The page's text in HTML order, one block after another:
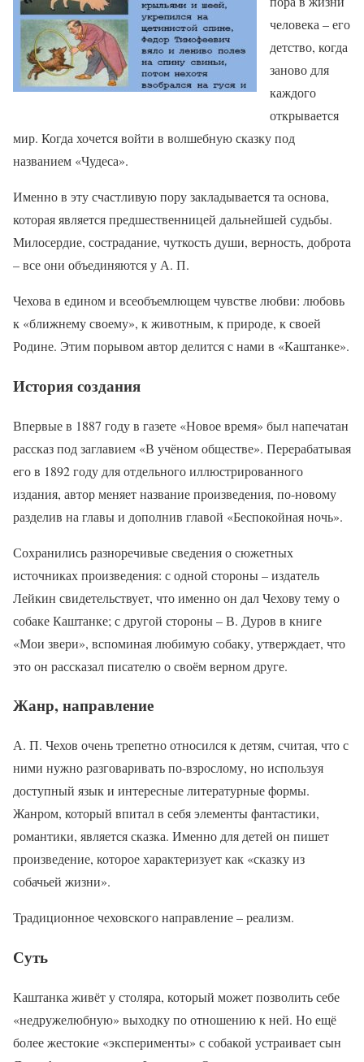
человека – его
детство, когда
заново для
каждого
открывается
мир. Когда хочется войти в волшебную сказку под
названием «Чудеса».
Именно в эту счастливую пору закладывается та основа,
которая является предшественницей дальнейшей судьбы.
Милосердие, сострадание, чуткость души, верность, доброта
– все они объединяются у А. П.
Чехова в едином и всеобъемлющем чувстве любви: любовь
к «ближнему своему», к животным, к природе, к своей
Родине. Этим порывом автор делится с нами в «Каштанке».
История создания
Впервые в 1887 году в газете «Новое время» был напечатан
рассказ под заглавием «В учёном обществе». Перерабатывая
его в 1892 году для отдельного иллюстрированного
издания, автор меняет название произведения, по-новому
разделив на главы и дополнив главой «Беспокойная ночь».
Сохранились разноречивые сведения о сюжетных
источниках произведения: с одной стороны – издатель
Лейкин свидетельствует, что именно он дал Чехову тему о
собаке Каштанке; с другой стороны – В. Дуров в книге
«Мои звери», вспоминая любимую собаку, утверждает, что
это он рассказал писателю о своём верном друге.
Жанр, направление
А. П. Чехов очень трепетно относился к детям, считая, что с
ними нужно разговаривать по-взрослому, но используя
доступный язык и интересные литературные формы.
Жанром, который впитал в себя элементы фантастики,
романтики, является сказка. Именно для детей он пишет
произведение, которое характеризует как «сказку из
собачьей жизни».
Традиционное чеховского направление – реализм.
Суть
Каштанка живёт у столяра, который может позволить себе
«недружелюбную» выходку по отношению к ней. Но ещё
более жестокие «эксперименты» с собакой устраивает сын